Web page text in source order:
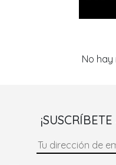
No